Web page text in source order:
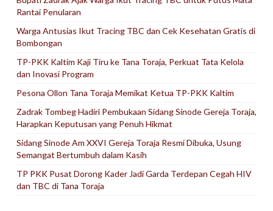
Rantai Penularan
Warga Antusias Ikut Tracing TBC dan Cek Kesehatan Gratis di
Bombongan
TP-PKK Kaltim Kaji Tiru ke Tana Toraja, Perkuat Tata Kelola
dan Inovasi Program
Pesona Ollon Tana Toraja Memikat Ketua TP-PKK Kaltim
Zadrak Tombeg Hadiri Pembukaan Sidang Sinode Gereja Toraja,
Harapkan Keputusan yang Penuh Hikmat
Sidang Sinode Am XXVI Gereja Toraja Resmi Dibuka, Usung
Semangat Bertumbuh dalam Kasih
TP PKK Pusat Dorong Kader Jadi Garda Terdepan Cegah HIV
dan TBC di Tana Toraja